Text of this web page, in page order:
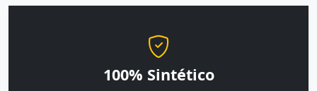
100% Sintético